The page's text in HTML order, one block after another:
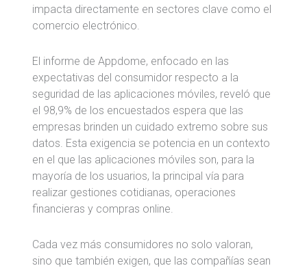
impacta directamente en sectores clave como el
comercio electrónico.
El informe de Appdome, enfocado en las
expectativas del consumidor respecto a la
seguridad de las aplicaciones móviles, reveló que
el 98,9% de los encuestados espera que las
empresas brinden un cuidado extremo sobre sus
datos. Esta exigencia se potencia en un contexto
en el que las aplicaciones móviles son, para la
mayoría de los usuarios, la principal vía para
realizar gestiones cotidianas, operaciones
financieras y compras online.
Cada vez más consumidores no solo valoran,
sino que también exigen, que las compañías sean